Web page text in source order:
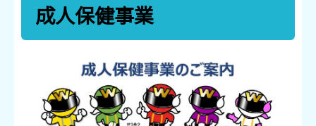
成人保健事業